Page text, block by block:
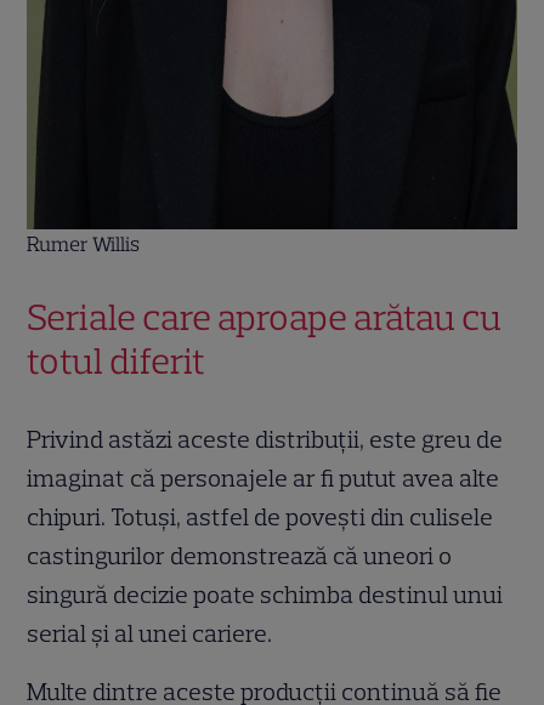
Rumer Willis
Seriale care aproape arătau cu
totul diferit
Privind astăzi aceste distribuții, este greu de
imaginat că personajele ar fi putut avea alte
chipuri. Totuși, astfel de povești din culisele
castingurilor demonstrează că uneori o
singură decizie poate schimba destinul unui
serial și al unei cariere.
Multe dintre aceste producții continuă să fie